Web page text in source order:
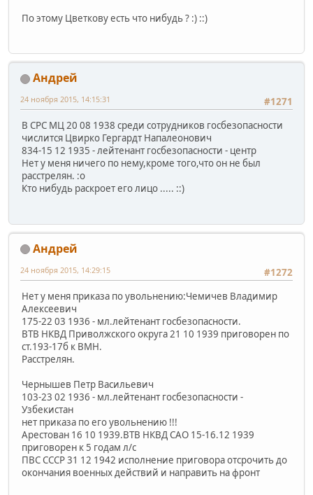
По этому Цветкову есть что нибудь ? :) ::)
Андрей
#1271
24 ноября 2015, 14:15:31
В СРС МЦ 20 08 1938 среди сотрудников госбезопасности
числится Цвирко Гергардт Напалеонович
834-15 12 1935 - лейтенант госбезопасности - центр
Нет у меня ничего по нему,кроме того,что он не был
расстрелян. :o
Кто нибудь раскроет его лицо ..... ::)
Андрей
#1272
24 ноября 2015, 14:29:15
Нет у меня приказа по увольнению:Чемичев Владимир
Алексеевич
175-22 03 1936 - мл.лейтенант госбезопасности.
ВТВ НКВД Приволжского округа 21 10 1939 приговорен по
ст.193-17б к ВМН.
Расстрелян.
Чернышев Петр Васильевич
103-23 02 1936 - мл.лейтенант госбезопасности -
Узбекистан
нет приказа по его увольнению !!!
Арестован 16 10 1939.ВТВ НКВД САО 15-16.12 1939
приговорен к 5 годам л/с
ПВС СССР 31 12 1942 исполнение приговора отсрочить до
окончания военных действий и направить на фронт